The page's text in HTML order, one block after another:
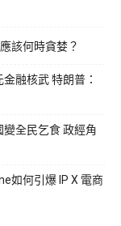
該何時貪婪？
融核武 特朗普：
全民乞食 政經角
如何引爆 IP X 電商